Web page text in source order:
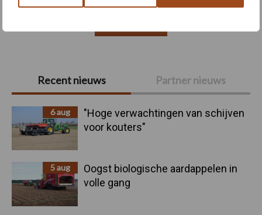
Primaire
Sidebar
Recent nieuws Partner nieuws
6 aug
"Hoge verwachtingen van schijven
voor kouters"
5 aug
Oogst biologische aardappelen in
volle gang